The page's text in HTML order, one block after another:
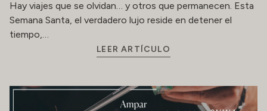
¡Vuelve Cuina Oberta Valencia!Del 9–19 de Abril de 2026 ,